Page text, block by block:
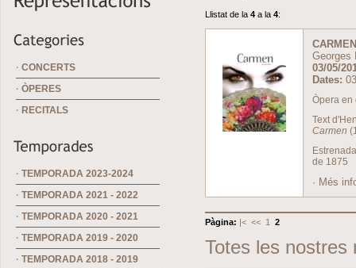
· CONCERTS
· ÒPERES
· RECITALS
· TEMPORADA 2023-2024
· TEMPORADA 2021 - 2022
· TEMPORADA 2020 - 2021
· TEMPORADA 2019 - 2020
· TEMPORADA 2018 - 2019
Llistat de la 4 a la 4:
CARMEN
Georges
03/05/
Dates:
Òpera en
Text
Carmen
de 1875
· Més
Pàgina: |< << 1 2
Totes les nostres